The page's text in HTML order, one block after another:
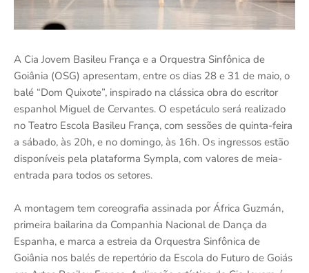
A Cia Jovem Basileu França e a Orquestra Sinfônica de
Goiânia (OSG) apresentam, entre os dias 28 e 31 de maio, o
balé “Dom Quixote”, inspirado na clássica obra do escritor
espanhol Miguel de Cervantes. O espetáculo será realizado
no Teatro Escola Basileu França, com sessões de quinta-feira
a sábado, às 20h, e no domingo, às 16h. Os ingressos estão
disponíveis pela plataforma Sympla, com valores de meia-
entrada para todos os setores.
A montagem tem coreografia assinada por África Guzmán,
primeira bailarina da Companhia Nacional de Dança da
Espanha, e marca a estreia da Orquestra Sinfônica de
Goiânia nos balés de repertório da Escola do Futuro de Goiás